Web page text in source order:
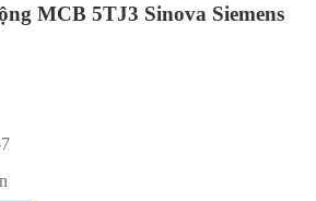
MCB 5TJ3 Sinova Siemens